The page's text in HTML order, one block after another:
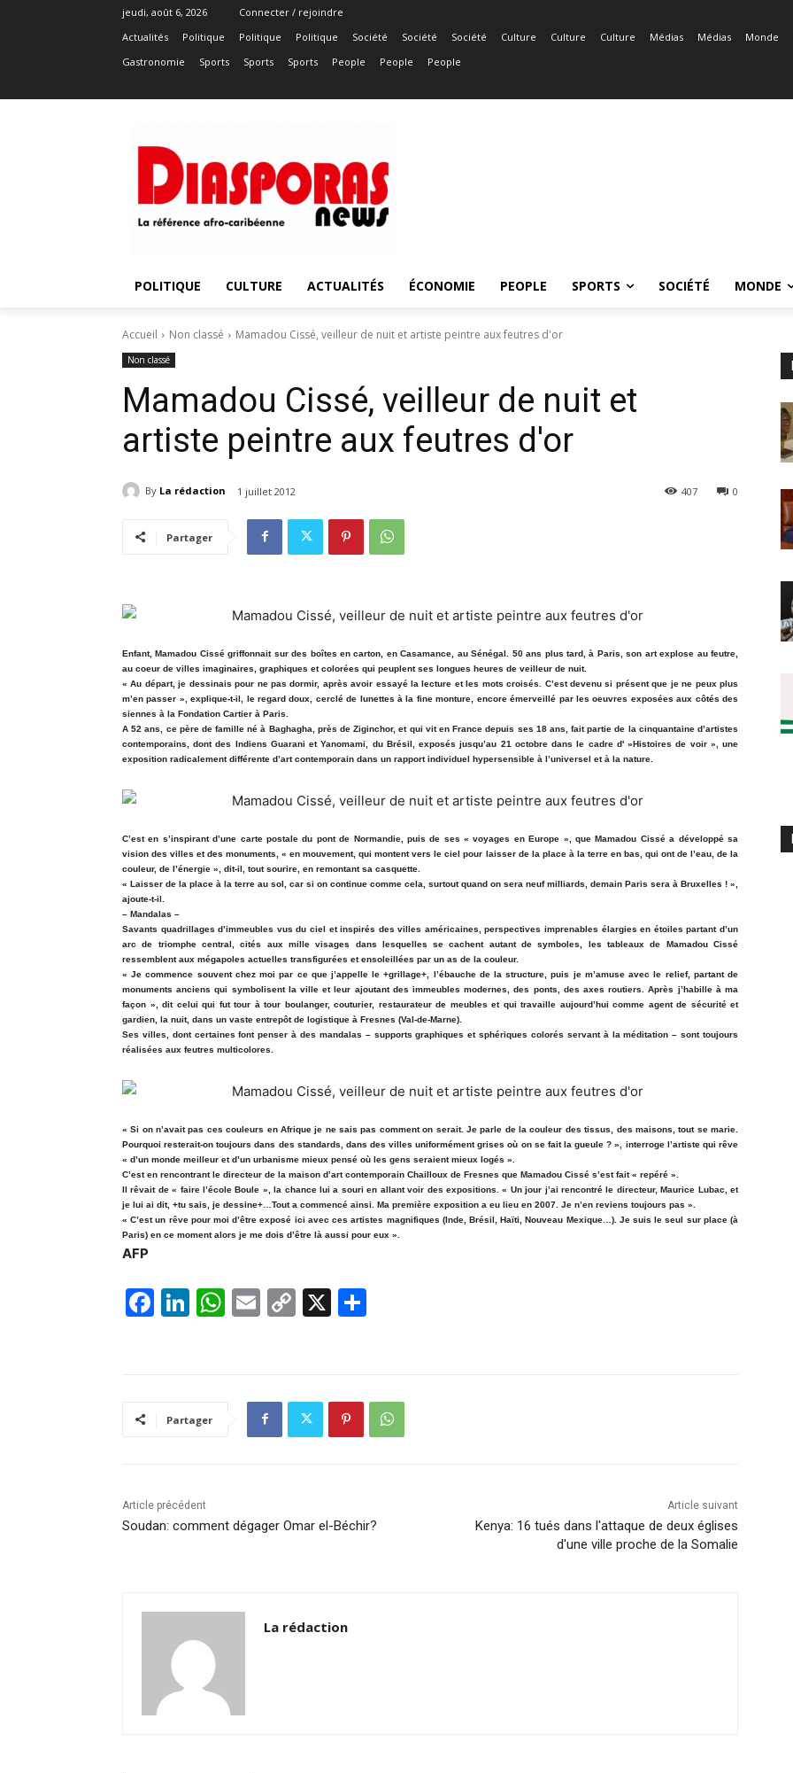
jeudi, août 6, 2026
Connecter / rejoindre
Actualités
Politique Politique Politique Société Société Société Culture Culture Culture Médias Médias Monde
Gastronomie
Sports Sports Sports People People People
POLITIQUE CULTURE ACTUALITÉS ÉCONOMIE PEOPLE SPORTS SOCIÉTÉ MONDE
Accueil Non classé Mamadou Cissé, veilleur de nuit et artiste peintre aux feutres d'or
Non classé
Mamadou Cissé, veilleur de nuit et
artiste peintre aux feutres d'or
By La rédaction 1 juillet 2012 0
407
Partager
Enfant, Mamadou Cissé griffonnait sur des boîtes en carton, en Casamance, au Sénégal. 50 ans plus tard, à Paris, son art explose au feutre,
au coeur de villes imaginaires, graphiques et colorées qui peuplent ses longues heures de veilleur de nuit.
« Au départ, je dessinais pour ne pas dormir, après avoir essayé la lecture et les mots croisés. C’est devenu si présent que je ne peux plus
m’en passer », explique-t-il, le regard doux, cerclé de lunettes à la fine monture, encore émerveillé par les oeuvres exposées aux côtés des
siennes à la Fondation Cartier à Paris.
A 52 ans, ce père de famille né à Baghagha, près de Ziginchor, et qui vit en France depuis ses 18 ans, fait partie de la cinquantaine d’artistes
contemporains, dont des Indiens Guarani et Yanomami, du Brésil, exposés jusqu’au 21 octobre dans le cadre d' »Histoires de voir », une
exposition radicalement différente d’art contemporain dans un rapport individuel hypersensible à l’universel et à la nature.
C’est en s’inspirant d’une carte postale du pont de Normandie, puis de ses « voyages en Europe », que Mamadou Cissé a développé sa
vision des villes et des monuments, « en mouvement, qui montent vers le ciel pour laisser de la place à la terre en bas, qui ont de l’eau, de la
couleur, de l’énergie », dit-il, tout sourire, en remontant sa casquette.
« Laisser de la place à la terre au sol, car si on continue comme cela, surtout quand on sera neuf milliards, demain Paris sera à Bruxelles ! »,
ajoute-t-il.
– Mandalas –
Savants quadrillages d’immeubles vus du ciel et inspirés des villes américaines, perspectives imprenables élargies en étoiles partant d’un
arc de triomphe central, cités aux mille visages dans lesquelles se cachent autant de symboles, les tableaux de Mamadou Cissé
ressemblent aux mégapoles actuelles transfigurées et ensoleillées par un as de la couleur.
« Je commence souvent chez moi par ce que j’appelle le +grillage+, l’ébauche de la structure, puis je m’amuse avec le relief, partant de
monuments anciens qui symbolisent la ville et leur ajoutant des immeubles modernes, des ponts, des axes routiers. Après j’habille à ma
façon », dit celui qui fut tour à tour boulanger, couturier, restaurateur de meubles et qui travaille aujourd’hui comme agent de sécurité et
gardien, la nuit, dans un vaste entrepôt de logistique à Fresnes (Val-de-Marne).
Ses villes, dont certaines font penser à des mandalas – supports graphiques et sphériques colorés servant à la méditation – sont toujours
réalisées aux feutres multicolores.
« Si on n’avait pas ces couleurs en Afrique je ne sais pas comment on serait. Je parle de la couleur des tissus, des maisons, tout se marie.
Pourquoi resterait-on toujours dans des standards, dans des villes uniformément grises où on se fait la gueule ? », interroge l’artiste qui rêve
« d’un monde meilleur et d’un urbanisme mieux pensé où les gens seraient mieux logés ».
C’est en rencontrant le directeur de la maison d’art contemporain Chailloux de Fresnes que Mamadou Cissé s’est fait « repéré ».
Il rêvait de « faire l’école Boule », la chance lui a souri en allant voir des expositions. « Un jour j’ai rencontré le directeur, Maurice Lubac, et
je lui ai dit, +tu sais, je dessine+…Tout a commencé ainsi. Ma première exposition a eu lieu en 2007. Je n’en reviens toujours pas ».
« C’est un rêve pour moi d’être exposé ici avec ces artistes magnifiques (Inde, Brésil, Haïti, Nouveau Mexique…). Je suis le seul sur place (à
Paris) en ce moment alors je me dois d’être là aussi pour eux ».
AFP
F
b
k
Li
dI
W E
C
Li
n
X
er
Partager
Article précédent
Soudan: comment dégager Omar el-Béchir?
Article suivant
Kenya: 16 tués dans l'attaque de deux églises
d'une ville proche de la Somalie
La rédaction